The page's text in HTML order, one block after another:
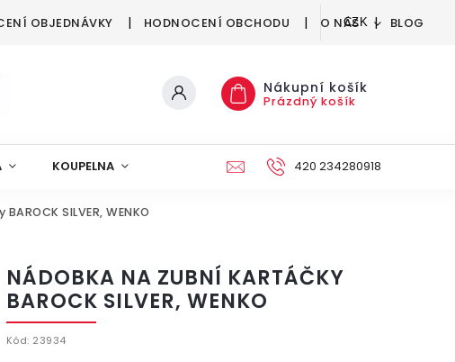
OBJEDNÁVKY HODNOCENÍ OBCHODU O NÁS BLOG
CZK
Nákupní košík
Prázdný košík
KOUPELNA DEKORACE
420 234280918
SILVER, WENKO
NÁDOBKA NA ZUBNÍ KARTÁČKY
BAROCK SILVER, WENKO
Kód: 23934